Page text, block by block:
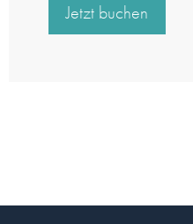
Jetzt buchen